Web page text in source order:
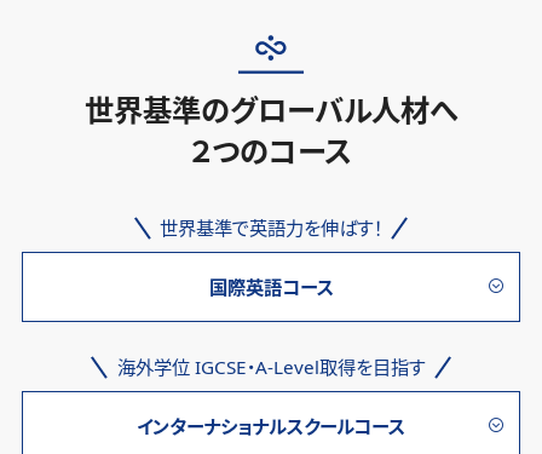
世界基準のグローバル人材へ
２つのコース
世界基準で英語力を伸ばす！
国際英語コース
海外学位 IGCSE・A-Level取得を目指す
インターナショナルスクールコース